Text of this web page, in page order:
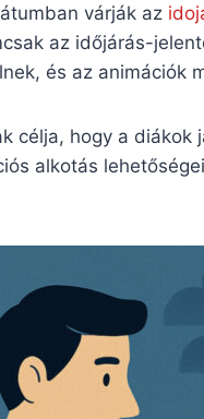
várják az
az időjárás-
és az animációk
célja, hogy a
alkotás